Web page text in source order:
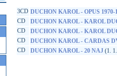
3CD DUCHON KAROL - OPUS 1970-
CD
DUCHON KAROL - KAROL
CD
DUCHON KAROL - KAROL
CD
DUCHON KAROL - CARDAS
CD
DUCHON KAROL - 20 NAJ (1.